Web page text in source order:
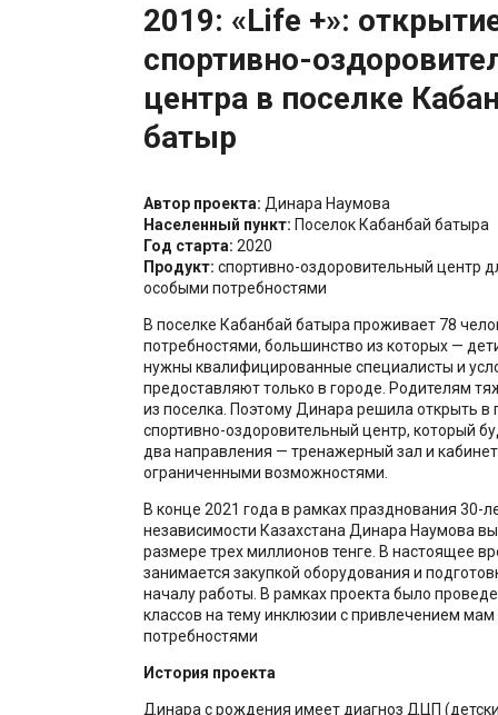
2019: «Life +»:
спортивно-
центра в поселке
батыр
Автор проекта: Динара Наумова
Населенный пункт: Поселок Кабанбай батыра
Год старта: 2020
Продукт: спортивно-оздоровительный центр
особыми потребностями
В поселке Кабанбай батыра проживает 78
потребностями, большинство из которых —
нужны квалифицированные специалисты и
предоставляют только в городе. Родителям
из поселка. Поэтому Динара решила открыть в
спортивно-оздоровительный центр, который
два направления — тренажерный зал и
ограниченными возможностями.
В конце 2021 года в рамках празднования 30-
независимости Казахстана Динара Наумова
размере трех миллионов тенге. В настоящее
занимается закупкой оборудования и
началу работы. В рамках проекта было
классов на тему инклюзии с привлечением
потребностями
История проекта
Динара с рождения имеет диагноз ДЦП